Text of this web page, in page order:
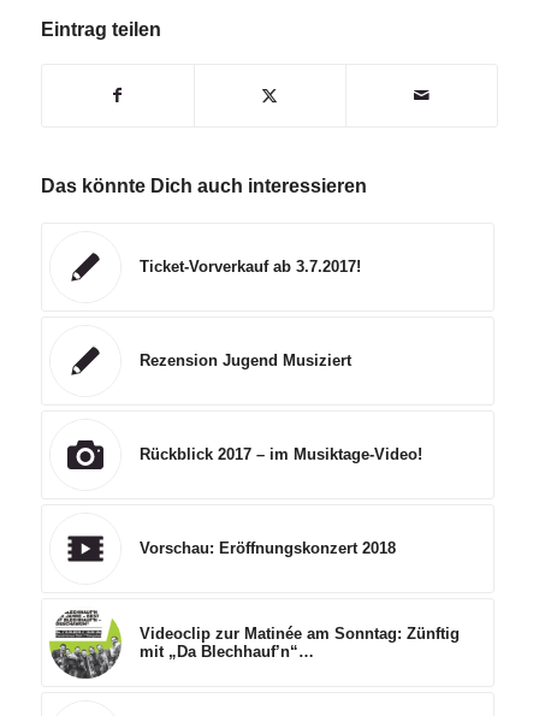
Eintrag teilen
Das könnte Dich auch interessieren
Ticket-Vorverkauf ab 3.7.2017!
Rezension Jugend Musiziert
Rückblick 2017 – im Musiktage-Video!
Vorschau: Eröffnungskonzert 2018
Videoclip zur Matinée am Sonntag: Zünftig
mit „Da Blechhauf’n“…